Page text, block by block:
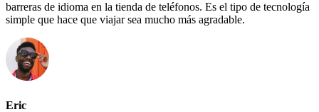
barreras de idioma en la tienda de teléfonos. Es el tipo de tecnología
simple que hace que viajar sea mucho más agradable.
Eric